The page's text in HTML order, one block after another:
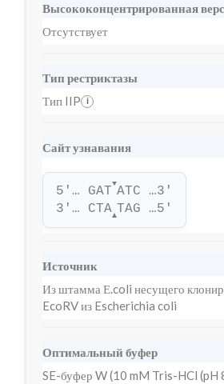
Высококонцентрированная
Отсутствует
Тип рестриктазы
Тип IIP
i
Сайт узнавания
5'… GAT
▼
ATC …3'
3'… CTA▲TAG …5'
Источник
Из штамма Е.coli несущего
EcoRV из Escherichia coli
Оптимальный буфер
SE-буфер W (10 mM Tris-HCl (pH